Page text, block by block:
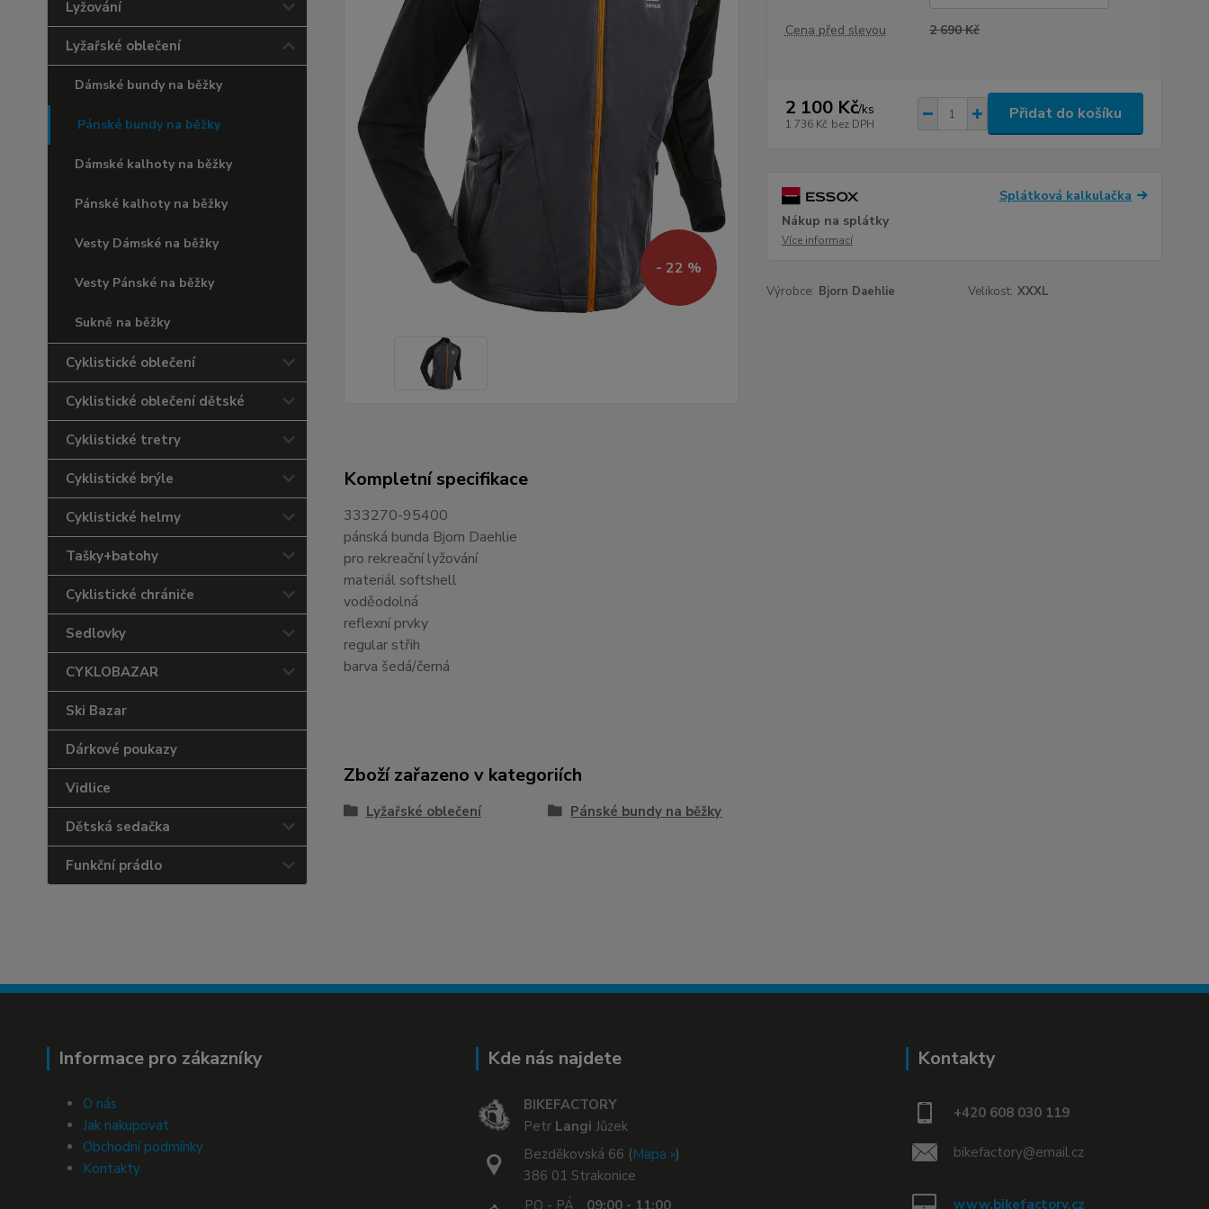
Lyžování
Lyžařské oblečení
Dámské bundy na běžky
Pánské bundy na běžky
Dámské kalhoty na běžky
Pánské kalhoty na běžky
Vesty Dámské na běžky
Vesty Pánské na běžky
Sukně na běžky
Cyklistické oblečení
Cyklistické oblečení dětské
Cyklistické tretry
Cyklistické brýle
Cyklistické helmy
Tašky+batohy
Cyklistické chrániče
Sedlovky
CYKLOBAZAR
Ski Bazar
Dárkové poukazy
Vidlice
Dětská sedačka
Funkční prádlo
- 22 %
Cena před slevou 2 690 Kč
2 100 Kč/ks
1 736 Kč bez DPH
Přidat do košíku
Splátková kalkulačka
Nákup na splátky
Více informací
Výrobce: Bjorn Daehlie Velikost: XXXL
Kompletní specifikace
333270-95400
pánská bunda Bjorn Daehlie
pro rekreační lyžování
materiál softshell
voděodolná
reflexní prvky
regular střih
barva šedá/černá
Zboží zařazeno v kategoriích
Lyžařské oblečení Pánské bundy na běžky
Informace pro zákazníky
O nás
Jak nakupovat
Obchodní podmínky
Kontakty
Kde nás najdete
BIKEFACTORY
Petr Langi Jůzek
Bezděkovská 66 (Mapa »)
386 01 Strakonice
PO - PÁ
09:00 - 11:00
Kontakty
+420 608 030 119
bikefactory@email.cz
www.bikefactory.cz